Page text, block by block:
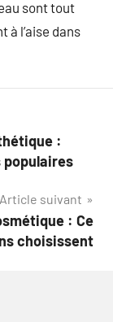
sont tout
l’aise dans
:
populaires
Article suivant
: Ce
choisissent